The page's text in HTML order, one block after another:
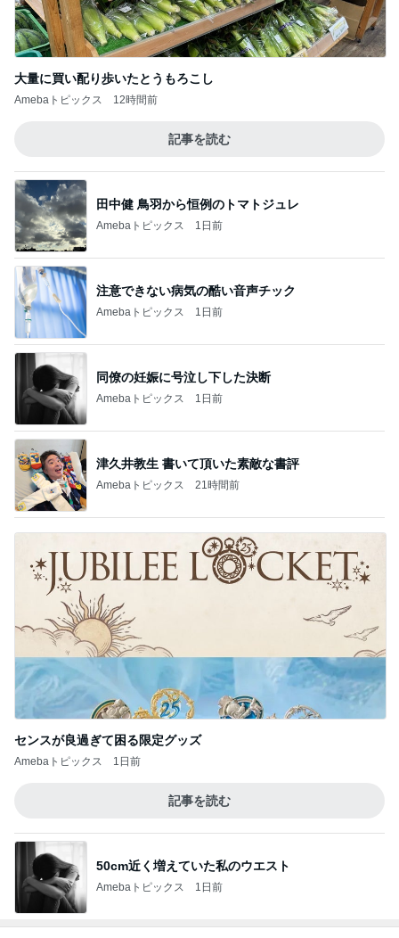
大量に買い配り歩いたとうもろこし
Amebaトピックス 12時間前
記事を読む
田中健 鳥羽から恒例のトマトジュレ
Amebaトピックス 1日前
注意できない病気の酷い音声チック
Amebaトピックス 1日前
同僚の妊娠に号泣し下した決断
Amebaトピックス 1日前
津久井教生 書いて頂いた素敵な書評
Amebaトピックス 21時間前
センスが良過ぎて困る限定グッズ
Amebaトピックス 1日前
記事を読む
50cm近く増えていた私のウエスト
Amebaトピックス 1日前